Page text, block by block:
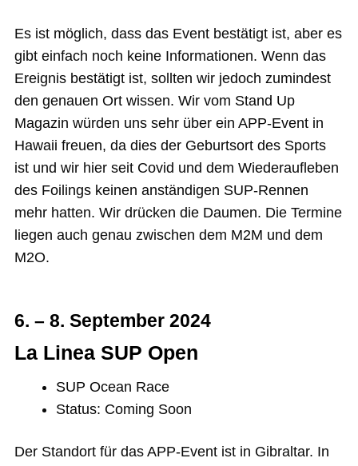
Es ist möglich, dass das Event bestätigt ist, aber es
gibt einfach noch keine Informationen. Wenn das
Ereignis bestätigt ist, sollten wir jedoch zumindest
den genauen Ort wissen. Wir vom Stand Up
Magazin würden uns sehr über ein APP-Event in
Hawaii freuen, da dies der Geburtsort des Sports
ist und wir hier seit Covid und dem Wiederaufleben
des Foilings keinen anständigen SUP-Rennen
mehr hatten. Wir drücken die Daumen. Die Termine
liegen auch genau zwischen dem M2M und dem
M2O.
6. – 8. September 2024
La Linea SUP Open
SUP Ocean Race
Status: Coming Soon
Der Standort für das APP-Event ist in Gibraltar. In